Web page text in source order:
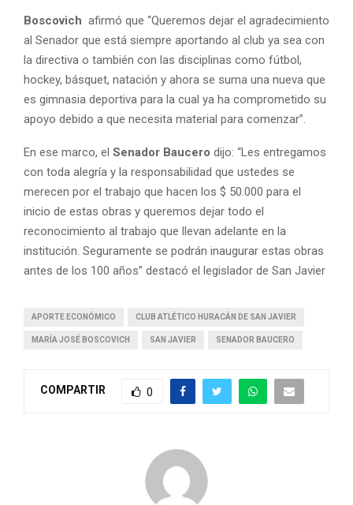
Boscovich afirmó que “Queremos dejar el agradecimiento
al Senador que está siempre aportando al club ya sea con
la directiva o también con las disciplinas como fútbol,
hockey, básquet, natación y ahora se suma una nueva que
es gimnasia deportiva para la cual ya ha comprometido su
apoyo debido a que necesita material para comenzar”.
En ese marco, el Senador Baucero dijo: “Les entregamos
con toda alegría y la responsabilidad que ustedes se
merecen por el trabajo que hacen los $ 50.000 para el
inicio de estas obras y queremos dejar todo el
reconocimiento al trabajo que llevan adelante en la
institución. Seguramente se podrán inaugurar estas obras
antes de los 100 años” destacó el legislador de San Javier
APORTE ECONÓMICO CLUB ATLÉTICO HURACÁN DE SAN JAVIER
MARÍA JOSÉ BOSCOVICH SAN JAVIER SENADOR BAUCERO
COMPARTIR 0